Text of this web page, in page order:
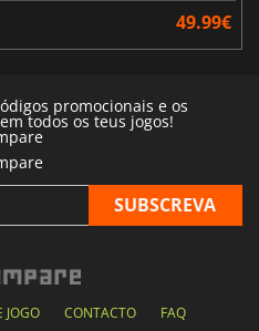
49.99€
promocionais e os
todos os teus jogos!
JOGO CONTACTO FAQ